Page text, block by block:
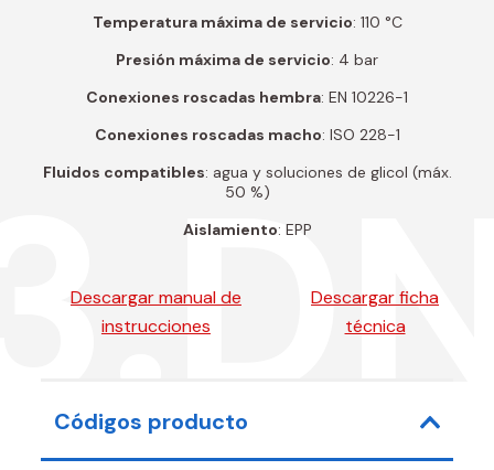
Temperatura máxima de servicio: 110 °C
Presión máxima de servicio: 4 bar
Conexiones roscadas hembra: EN 10226-1
Conexiones roscadas macho: ISO 228-1
Fluidos compatibles: agua y soluciones de glicol (máx.
50 %)
Aislamiento: EPP
Descargar manual de
instrucciones
Descargar ficha
técnica
Códigos producto